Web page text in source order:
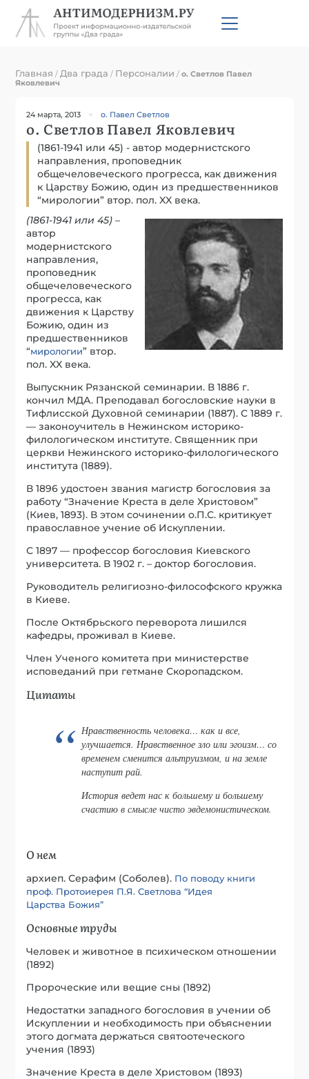
Главная / Два града / Персоналии /о. Светлов Павел
Яковлевич
24 марта, 2013 о. Павел Светлов
о. Светлов Павел Яковлевич
(1861-1941 или 45) - автор модернистского
направления, проповедник
общечеловеческого прогресса, как движения
к Царству Божию, один из предшественников
“мирологии” втор. пол. XX века.
(1861-1941 или 45) –
автор
модернистского
направления,
проповедник
общечеловеческого
прогресса, как
движения к Царству
Божию, один из
предшественников
“мирологии” втор.
пол. XX века.
Выпускник Рязанской семинарии. В 1886 г.
кончил МДА. Преподавал богословские науки в
Тифлисской Духовной семинарии (1887). С 1889 г.
— законоучитель в Нежинском историко-
филологическом институте. Священник при
церкви Нежинского историко-филологического
института (1889).
В 1896 удостоен звания магистр богословия за
работу “Значение Креста в деле Христовом”
(Киев, 1893). В этом сочинении о.П.С. критикует
православное учение об Искуплении.
С 1897 — профессор богословия Киевского
университета. В 1902 г. – доктор богословия.
Руководитель религиозно-философского кружка
в Киеве.
После Октябрьского переворота лишился
кафедры, проживал в Киеве.
Член Ученого комитета при министерстве
исповеданий при гетмане Скоропадском.
Цитаты
Нравственность человека… как и все,
улучшается. Нравственное зло или эгоизм… со
временем сменится альтруизмом, и на земле
наступит рай.
История ведет нас к большему и большему
счастию в смысле чисто эвдемонистическом.
О нем
архиеп. Серафим (Соболев). По поводу книги
проф. Протоиерея П.Я. Светлова “Идея
Царства Божия”
Основные труды
Человек и животное в психическом отношении
(1892)
Пророческие или вещие сны (1892)
Недостатки западного богословия в учении об
Искуплении и необходимость при объяснении
этого догмата держаться святоотеческого
учения (1893)
Значение Креста в деле Христовом (1893)